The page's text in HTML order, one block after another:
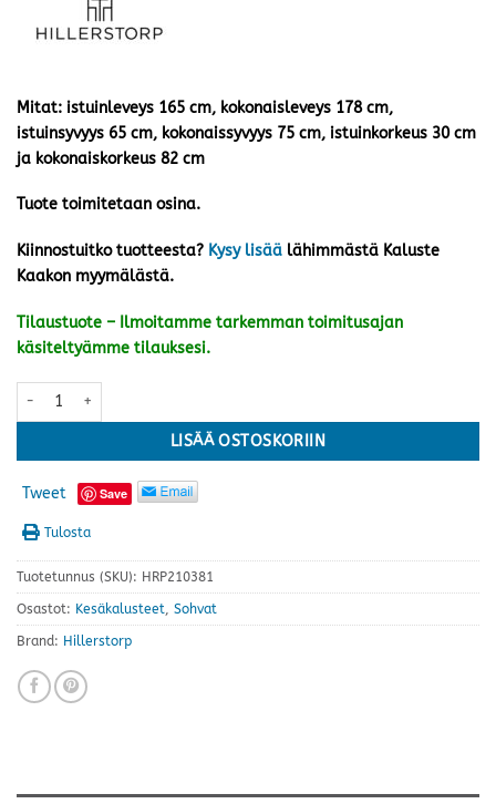
Mitat: istuinleveys 165 cm, kokonaisleveys 178 cm,
istuinsyvyys 65 cm, kokonaissyvyys 75 cm, istuinkorkeus 30 cm
ja kokonaiskorkeus 82 cm
Tuote toimitetaan osina.
Kiinnostuitko tuotteesta? Kysy lisää lähimmästä Kaluste
Kaakon myymälästä.
Tilaustuote – Ilmoitamme tarkemman toimitusajan
käsiteltyämme tilauksesi.
Stoltö sohva, harmaa/hurrikaani harmaa määrä
LISÄÄ OSTOSKORIIN
Tweet Save
Tulosta
Tuotetunnus (SKU): HRP210381
Osastot: Kesäkalusteet, Sohvat
Brand: Hillerstorp